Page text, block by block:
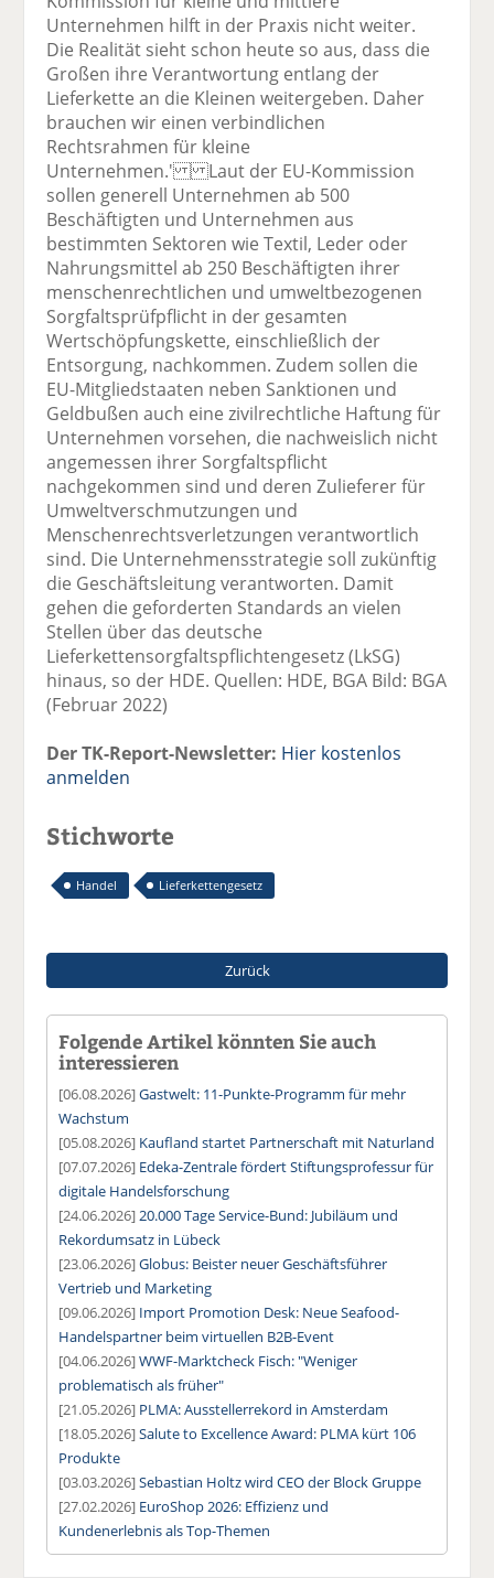
Unternehmen hilft in der Praxis nicht weiter.
Die Realität sieht schon heute so aus, dass die
Großen ihre Verantwortung entlang der
Lieferkette an die Kleinen weitergeben. Daher
brauchen wir einen verbindlichen
Rechtsrahmen für kleine
Unternehmen.' Laut der EU-Kommission
sollen generell Unternehmen ab 500
Beschäftigten und Unternehmen aus
bestimmten Sektoren wie Textil, Leder oder
Nahrungsmittel ab 250 Beschäftigten ihrer
menschenrechtlichen und umweltbezogenen
Sorgfaltsprüfpflicht in der gesamten
Wertschöpfungskette, einschließlich der
Entsorgung, nachkommen. Zudem sollen die
EU-Mitgliedstaaten neben Sanktionen und
Geldbußen auch eine zivilrechtliche Haftung für
Unternehmen vorsehen, die nachweislich nicht
angemessen ihrer Sorgfaltspflicht
nachgekommen sind und deren Zulieferer für
Umweltverschmutzungen und
Menschenrechtsverletzungen verantwortlich
sind. Die Unternehmensstrategie soll zukünftig
die Geschäftsleitung verantworten. Damit
gehen die geforderten Standards an vielen
Stellen über das deutsche
Lieferkettensorgfaltspflichtengesetz (LkSG)
hinaus, so der HDE. Quellen: HDE, BGA Bild: BGA
(Februar 2022)
Der TK-Report-Newsletter: Hier kostenlos
anmelden
Stichworte
Handel Lieferkettengesetz
Zurück
Folgende Artikel könnten Sie auch
interessieren
[06.08.2026]Gastwelt: 11-Punkte-Programm für mehr
Wachstum
[05.08.2026] Kaufland startet Partnerschaft mit Naturland
[07.07.2026] Edeka-Zentrale fördert Stiftungsprofessur für
digitale Handelsforschung
[24.06.2026]20.000 Tage Service-Bund: Jubiläum und
Rekordumsatz in Lübeck
[23.06.2026]Globus: Beister neuer Geschäftsführer
Vertrieb und Marketing
[09.06.2026] Import Promotion Desk: Neue Seafood-
Handelspartner beim virtuellen B2B-Event
[04.06.2026]WWF-Marktcheck Fisch: "Weniger
problematisch als früher"
[21.05.2026] PLMA: Ausstellerrekord in Amsterdam
[18.05.2026]Salute to Excellence Award: PLMA kürt 106
Produkte
[03.03.2026]Sebastian Holtz wird CEO der Block Gruppe
[27.02.2026] EuroShop 2026: Effizienz und
Kundenerlebnis als Top-Themen